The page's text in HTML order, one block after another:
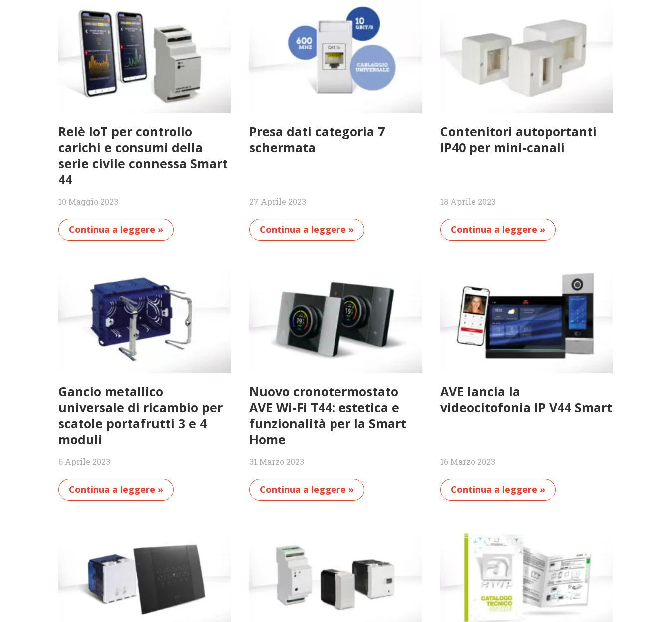
Relè IoT per controllo
carichi e consumi della
serie civile connessa Smart
44
10 Maggio 2023
Continua a leggere »
Presa dati categoria 7
schermata
27 Aprile 2023
Continua a leggere »
Contenitori autoportanti
IP40 per mini-canali
18 Aprile 2023
Continua a leggere »
Gancio metallico
universale di ricambio per
scatole portafrutti 3 e 4
moduli
6 Aprile 2023
Continua a leggere »
Nuovo cronotermostato
AVE Wi-Fi T44: estetica e
funzionalità per la Smart
Home
31 Marzo 2023
Continua a leggere »
AVE lancia la
videocitofonia IP V44 Smart
16 Marzo 2023
Continua a leggere »